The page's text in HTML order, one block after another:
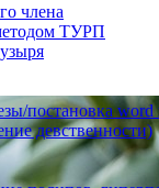
члена
ТУРП
постановка word
девственности)